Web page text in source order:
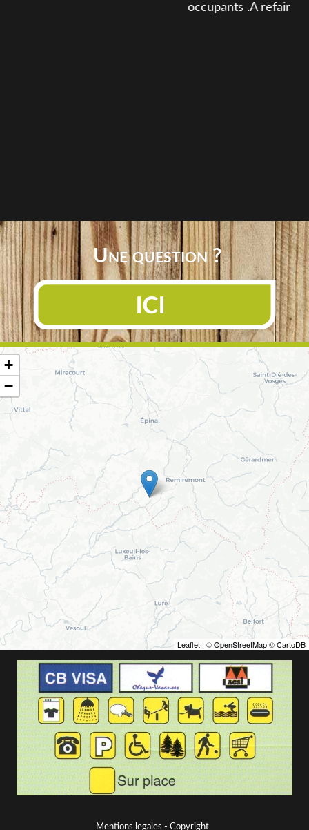
occupants .A refaire rapidement ?
Une question ?
+
−
Leaflet | ©OpenStreetMap©CartoDB
Mentions legales - Copyright